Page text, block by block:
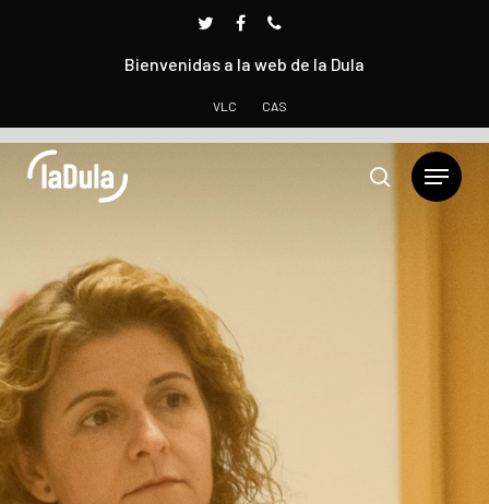
Bienvenidas a la web de la Dula
VLC CAS
Presione INTRO para buscar o ESC para cerrar